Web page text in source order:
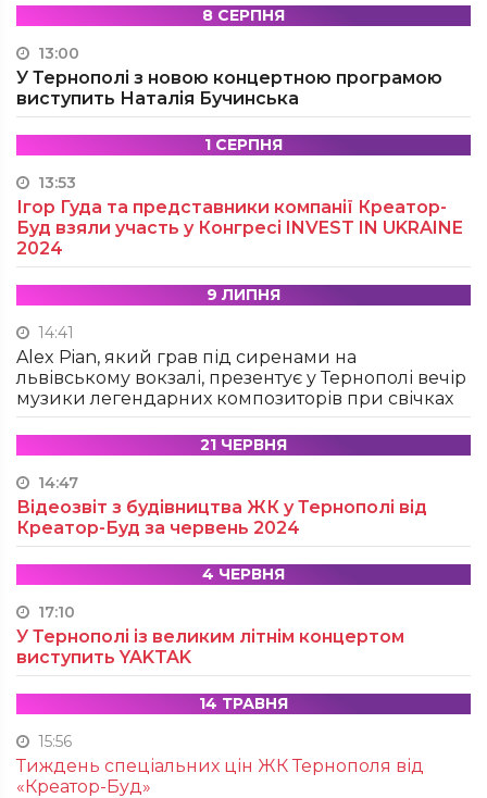
8 СЕРПНЯ
13:00
У Тернополі з новою концертною програмою
виступить Наталія Бучинська
1 СЕРПНЯ
13:53
Ігор Гуда та представники компанії Креатор-
Буд взяли участь у Конгресі INVEST IN UKRAINE
2024
9 ЛИПНЯ
14:41
Alex Pian, який грав під сиренами на
львівському вокзалі, презентує у Тернополі вечір
музики легендарних композиторів при свічках
21 ЧЕРВНЯ
14:47
Відеозвіт з будівництва ЖК у Тернополі від
Креатор-Буд за червень 2024
4 ЧЕРВНЯ
17:10
У Тернополі із великим літнім концертом
виступить YAKTAK
14 ТРАВНЯ
15:56
Тиждень спеціальних цін ЖК Тернополя від
«Креатор-Буд»